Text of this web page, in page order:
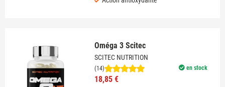
Oméga 3 Scitec
SCITEC NUTRITION
en stock
(14)
18,85 €